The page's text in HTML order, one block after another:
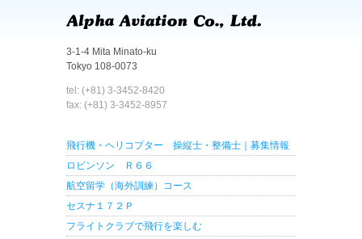
3-1-4 Mita Minato-ku
Tokyo 108-0073
tel: (+81) 3-3452-8420
fax: (+81) 3-3452-8957
飛行機・ヘリコプター 操縦士・整備士｜募集情報
ロビンソン Ｒ６６
航空留学（海外訓練）コース
セスナ１７２Ｐ
フライトクラブで飛行を楽しむ